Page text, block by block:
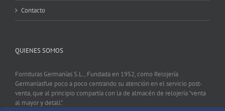
Contacto
QUIENES SOMOS
Fornituras Germanías S.L., Fundada en 1952, como Relojería
Germaníasfue poco a poco centrando su atención en el servicio post-
venta, que al principio compartía con la de almacén de relojería "venta
al mayor y detall".